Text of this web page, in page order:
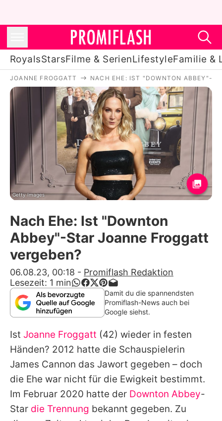
RoyalsStarsFilme & SerienLifestyleFamilie &
Royals
Stars
Filme & Serien
Lifestyle
Familie & Liebe
Promiflash Exklusiv
Alle Themen auf Promiflash
App runterladen
Team
Redaktionelle Richtlinien
Impressum
Datenschutzerklärung
Nutzungsbedingungen
Utiq verwalten
JOANNE FROGGATT NACH EHE: IST "DOWNTON ABBEY"-
Getty Images
Nach Ehe: Ist "Downton
Abbey"-Star Joanne Froggatt
vergeben?
06.08.23, 00:18 - Promiflash Redaktion
Lesezeit: 1 min
Damit du die spannendsten
Promiflash-News auch bei
Google siehst.
Ist Joanne Froggatt (42) wieder in festen
Händen? 2012 hatte die Schauspielerin
James Cannon das Jawort gegeben – doch
die Ehe war nicht für die Ewigkeit bestimmt.
Im Februar 2020 hatte der Downton Abbey-
Star die Trennung bekannt gegeben. Zu